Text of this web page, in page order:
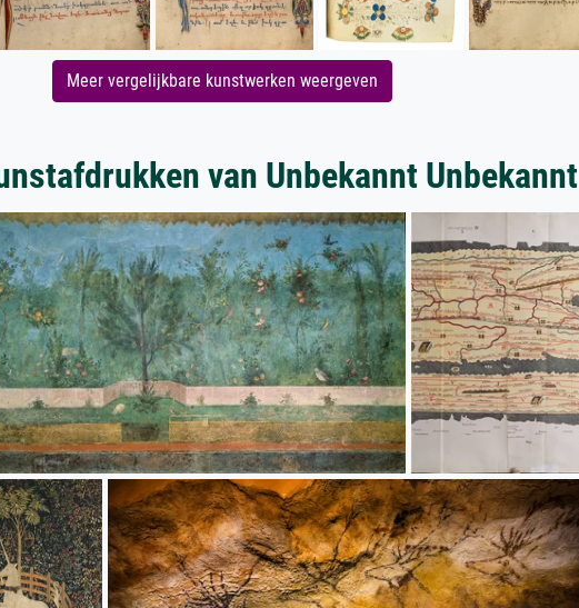
Meer vergelijkbare kunstwerken weergeven
van Unbekannt Unbekannt